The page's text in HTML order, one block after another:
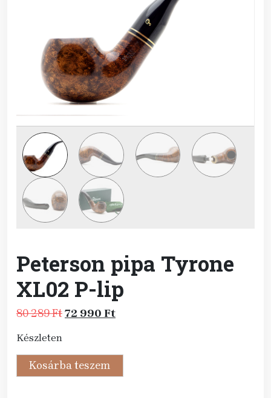
Peterson pipa Tyrone
XL02 P-lip
80 289FtOriginal
80
289 Ft.
72 990 FtCurrent
72
990 Ft.
Készleten
Peterson
pipa
Kosárba teszem